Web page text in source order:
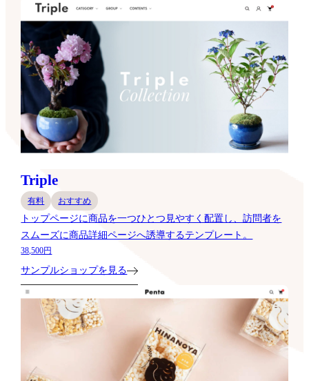
Triple
有料 おすすめ
トップページに商品を一つひとつ見やすく配置し、訪問者を
スムーズに商品詳細ページへ誘導するテンプレート。
38,500円
サンプルショップを見る